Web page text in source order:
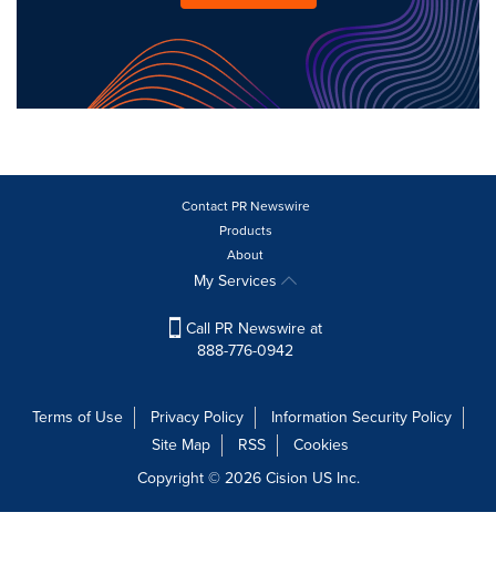
Contact PR Newswire
Products
About
My Services
Call PR Newswire at
888-776-0942
Terms of Use Privacy Policy
Information Security Policy
Site Map
RSS
Cookies
Copyright © 2026Cision US Inc.